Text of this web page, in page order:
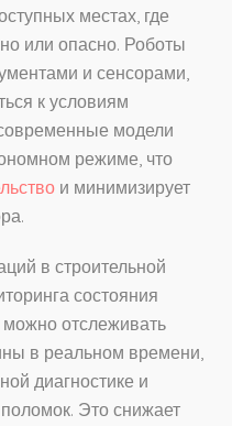
местах, где
или опасно. Роботы
и сенсорами,
к условиям
модели
режиме, что
и минимизирует
в строительной
состояния
отслеживать
в реальном времени,
диагностике и
Это снижает